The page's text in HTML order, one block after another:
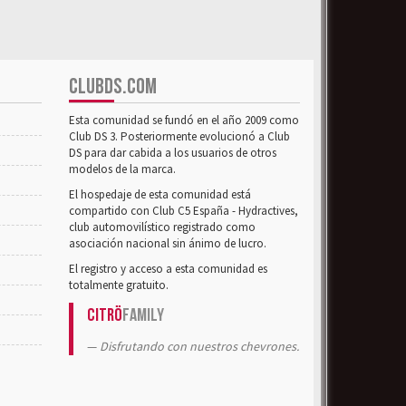
CLUBDS.COM
Esta comunidad se fundó en el año 2009 como
Club DS 3. Posteriormente evolucionó a Club
DS para dar cabida a los usuarios de otros
modelos de la marca.
El hospedaje de esta comunidad está
compartido con Club C5 España - Hydractives,
club automovilístico registrado como
asociación nacional sin ánimo de lucro.
El registro y acceso a esta comunidad es
totalmente gratuito.
CitröFamily
Disfrutando con nuestros chevrones.